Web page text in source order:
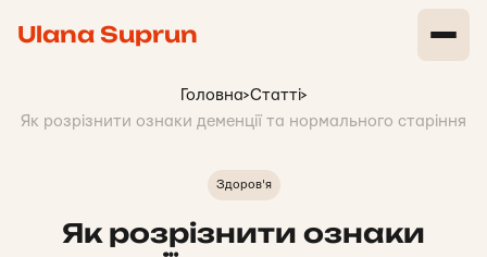
Ulana Suprun
Головна>Статті>
Як розрізнити ознаки деменції та нормального старіння
Здоров'я
Як розрізнити ознаки